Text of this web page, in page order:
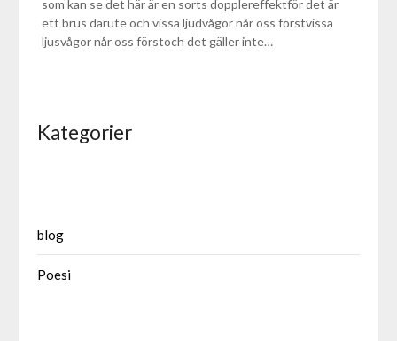
som kan se det här är en sorts dopplereffektför det är
ett brus därute och vissa ljudvågor når oss förstvissa
ljusvågor når oss förstoch det gäller inte…
Kategorier
blog
Poesi